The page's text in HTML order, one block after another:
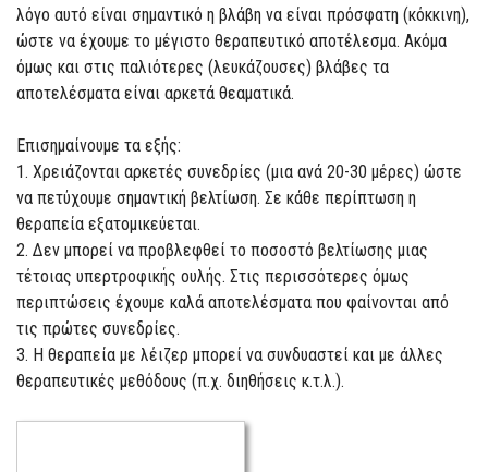
λόγο αυτό είναι σημαντικό η βλάβη να είναι πρόσφατη (κόκκινη),
ώστε να έχουμε το μέγιστο θεραπευτικό αποτέλεσμα. Ακόμα
όμως και στις παλιότερες (λευκάζουσες) βλάβες τα
αποτελέσματα είναι αρκετά θεαματικά.
Επισημαίνουμε τα εξής:
1. Χρειάζονται αρκετές συνεδρίες (μια ανά 20-30 μέρες) ώστε
να πετύχουμε σημαντική βελτίωση. Σε κάθε περίπτωση η
θεραπεία εξατομικεύεται.
2. Δεν μπορεί να προβλεφθεί το ποσοστό βελτίωσης μιας
τέτοιας υπερτροφικής ουλής. Στις περισσότερες όμως
περιπτώσεις έχουμε καλά αποτελέσματα που φαίνονται από
τις πρώτες συνεδρίες.
3. Η θεραπεία με λέιζερ μπορεί να συνδυαστεί και με άλλες
θεραπευτικές μεθόδους (π.χ. διηθήσεις κ.τ.λ.).